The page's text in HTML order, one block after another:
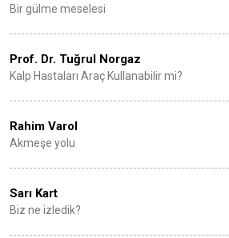
Bir gülme meselesi
Prof. Dr. Tuğrul Norgaz
Kalp Hastaları Araç Kullanabilir mi?
Rahim Varol
Akmeşe yolu
Sarı Kart
Biz ne izledik?